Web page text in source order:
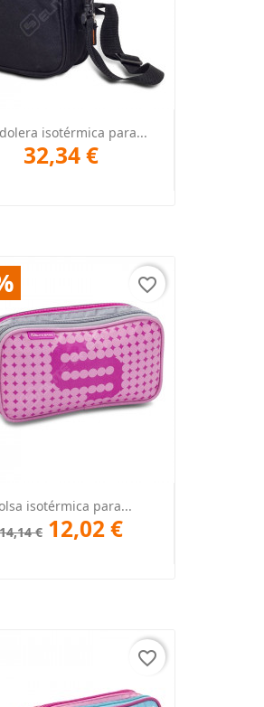
isotérmica para...
32,34 €
isotérmica para...
14,14 € 12,02 €
favorite_border
favorite_border